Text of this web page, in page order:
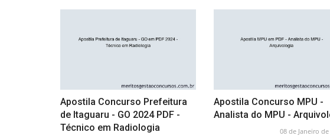
Apostila Concurso Prefeitura
de Itaguaru - GO 2024 PDF -
Técnico em Radiologia
Apostila Concurso MPU -
Analista do MPU -
08 de Janeiro